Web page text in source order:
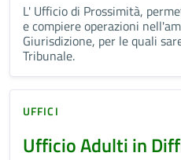
L' Ufficio di Prossimità,
e compiere operazioni
Giurisdizione, per le quali
Tribunale.
UFFICI
Ufficio Adulti in